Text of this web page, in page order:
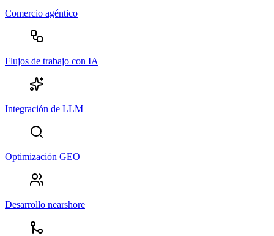
Comercio agéntico
Flujos de trabajo con IA
Integración de LLM
Optimización GEO
Desarrollo nearshore